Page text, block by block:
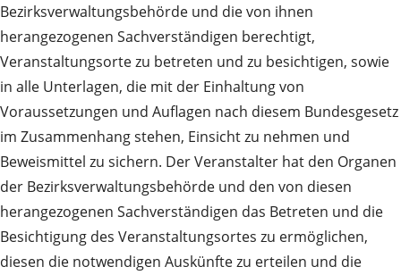
Bezirksverwaltungsbehörde und die von ihnen
herangezogenen Sachverständigen berechtigt,
Veranstaltungsorte zu betreten und zu besichtigen, sowie
in alle Unterlagen, die mit der Einhaltung von
Voraussetzungen und Auflagen nach diesem Bundesgesetz
im Zusammenhang stehen, Einsicht zu nehmen und
Beweismittel zu sichern. Der Veranstalter hat den Organen
der Bezirksverwaltungsbehörde und den von diesen
herangezogenen Sachverständigen das Betreten und die
Besichtigung des Veranstaltungsortes zu ermöglichen,
diesen die notwendigen Auskünfte zu erteilen und die